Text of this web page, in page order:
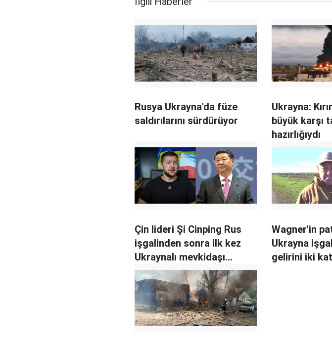
Rusya Ukrayna'da füze
saldırılarını sürdürüyor
Ukrayna:
büyük karşı
hazırlığıydı
Çin lideri Şi Cinping Rus
işgalinden sonra ilk kez
Ukraynalı mevkidaşı
Zelenskiy ile görüştü
Wagner'in
Ukrayna
gelirini iki